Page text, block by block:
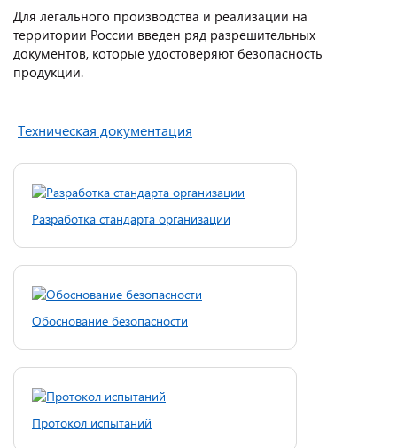
Для легального производства и реализации на
территории России введен ряд разрешительных
документов, которые удостоверяют безопасность
продукции.
Техническая документация
Разработка стандарта организации
Обоснование безопасности
Протокол испытаний